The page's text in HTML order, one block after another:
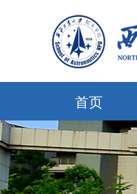
首页